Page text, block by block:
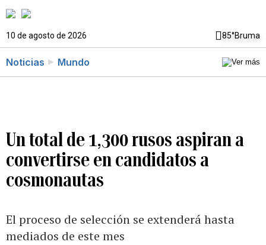
10 de agosto de 2026 85°Bruma
Noticias Mundo
Un total de 1,300 rusos aspiran a
convertirse en candidatos a
cosmonautas
El proceso de selección se extenderá hasta
mediados de este mes